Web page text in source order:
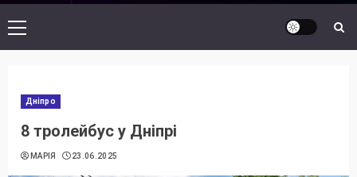
Primary
Menu
Дніпро
8 тролейбус у Дніпрі
МАРІЯ 23.06.2025